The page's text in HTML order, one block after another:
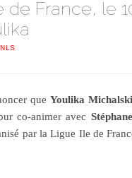
de France, le
que Youlika Michalski
co-animer avec
par la Ligue Ile de